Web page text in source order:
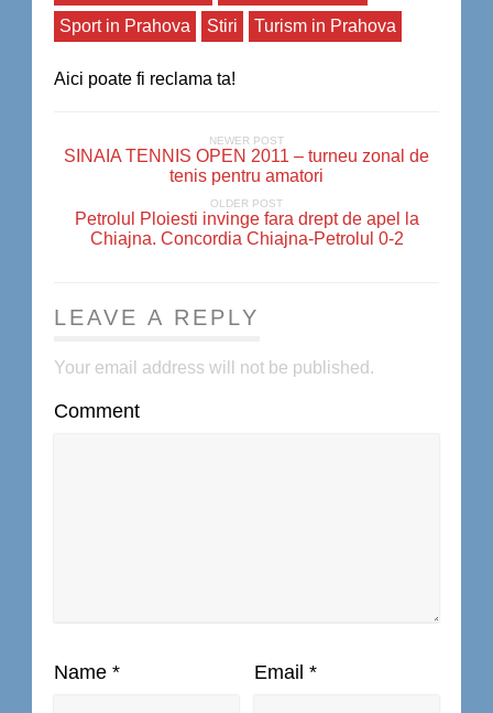
Sport in Prahova
Stiri Turism in Prahova
Aici poate fi reclama ta!
NEWER POST
SINAIA TENNIS OPEN 2011 – turneu zonal de
tenis pentru amatori
OLDER POST
Petrolul Ploiesti invinge fara drept de apel la
Chiajna. Concordia Chiajna-Petrolul 0-2
LEAVE A REPLY
Your email address will not be published.
Comment
Name * Email *